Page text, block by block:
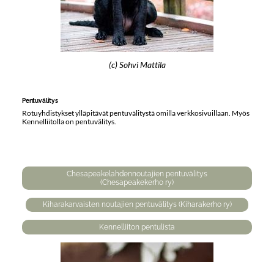
(c) Sohvi Mattila
Pentuvälitys
Rotuyhdistykset ylläpitävät pentuvälitystä omilla verkkosivuillaan. Myös
Kennelliitolla on pentuvälitys.
Chesapeakelahdennoutajien pentuvälitys
(Chesapeakekerho ry)
Kiharakarvaisten noutajien pentuvälitys (Kiharakerho ry)
Kennelliiton pentulista